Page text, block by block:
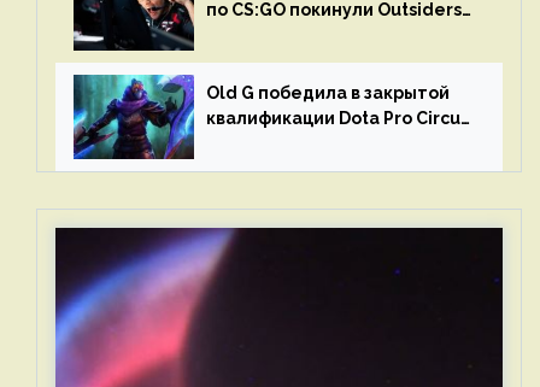
по CS:GO покинули Outsiders
Old G победила в закрытой
квалификации Dota Pro Circuit